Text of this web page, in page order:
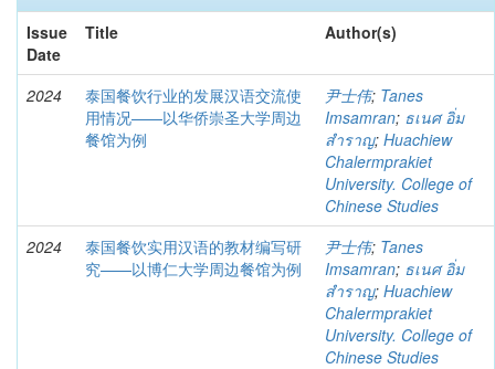
Issue
Date
Title Author(s)
2024
泰国餐饮行业的发展汉语交流使
用情况——以华侨崇圣大学周边
餐馆为例
尹士伟; Tanes
Imsamran; ธเนศ อิ่ม
สำราญ; Huachiew
Chalermprakiet
University. College of
Chinese Studies
2024
泰国餐饮实用汉语的教材编写研
究——以博仁大学周边餐馆为例
尹士伟; Tanes
Imsamran; ธเนศ อิ่ม
สำราญ; Huachiew
Chalermprakiet
University. College of
Chinese Studies